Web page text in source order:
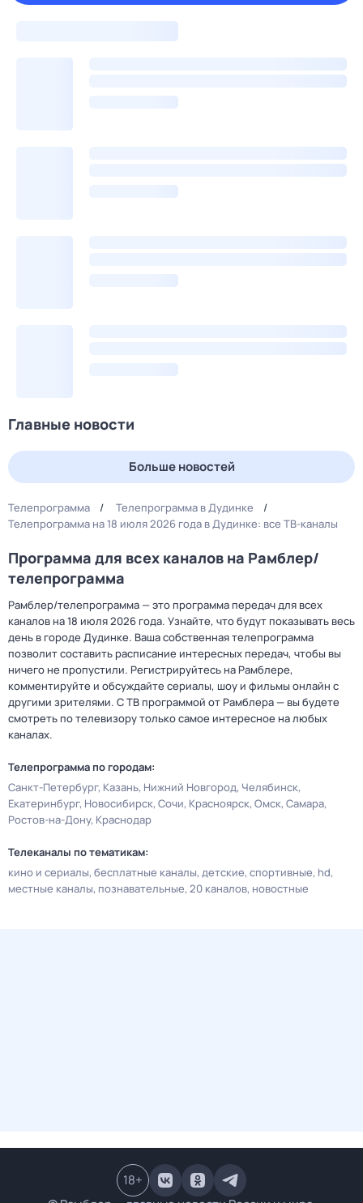
Главные новости
Больше новостей
Телепрограмма
Телепрограмма в Дудинке
Телепрограмма на 18 июля 2026 года в Дудинке: все ТВ-каналы
Программа для всех каналов на Рамблер/
телепрограмма
Рамблер/телепрограмма — это программа передач для всех
каналов на 18 июля 2026 года. Узнайте, что будут показывать весь
день в городе Дудинке. Ваша собственная телепрограмма
позволит составить расписание интересных передач, чтобы вы
ничего не пропустили. Регистрируйтесь на Рамблере,
комментируйте и обсуждайте сериалы, шоу и фильмы онлайн с
другими зрителями. С ТВ программой от Рамблера — вы будете
смотреть по телевизору только самое интересное на любых
каналах.
Телепрограмма по городам:
Санкт-Петербург Казань Нижний Новгород Челябинск
Екатеринбург Новосибирск Сочи Красноярск Омск Самара
Ростов-на-Дону Краснодар
Телеканалы по тематикам:
кино и сериалы бесплатные каналы детские спортивные hd
местные каналы познавательные 20 каналов новостные
18+